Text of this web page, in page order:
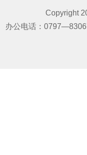
Copyright
办公电话：